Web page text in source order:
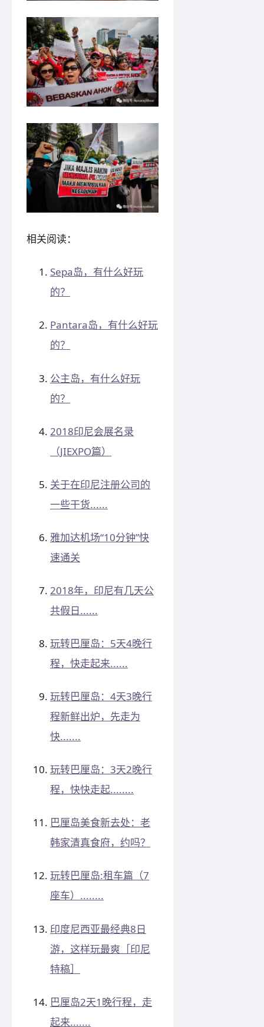
相关阅读：
Sepa岛，有什么好玩
的？
Pantara岛，有什么好玩
的？
公主岛，有什么好玩
的？
2018印尼会展名录
（JIEXPO篇）
关于在印尼注册公司的
一些干货......
雅加达机场“10分钟”快
速通关
2018年，印尼有几天公
共假日......
玩转巴厘岛：5天4晚行
程，快走起来......
玩转巴厘岛：4天3晚行
程新鲜出炉，先走为
快.......
玩转巴厘岛：3天2晚行
程，快快走起........
巴厘岛美食新去处：老
韩家清真食府，约吗？
玩转巴厘岛:租车篇（7
座车）........
印度尼西亚最经典8日
游，这样玩最爽［印尼
特稿］
巴厘岛2天1晚行程，走
起来.......